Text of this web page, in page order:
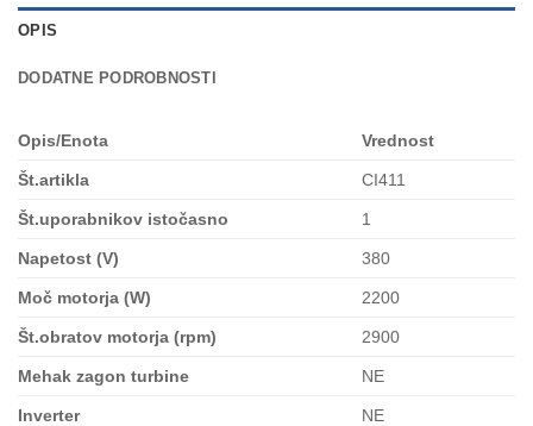
OPIS
DODATNE PODROBNOSTI
Opis/Enota Vrednost
Št.artikla CI411
Št.uporabnikov istočasno 1
Napetost (V) 380
Moč motorja (W) 2200
Št.obratov motorja (rpm) 2900
Mehak zagon turbine NE
Inverter NE